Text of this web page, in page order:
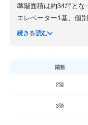
準階面積は約34坪とな
エレベーター1基、個
JR各線・東京メトロ
続きを読む
階数
2階
3階